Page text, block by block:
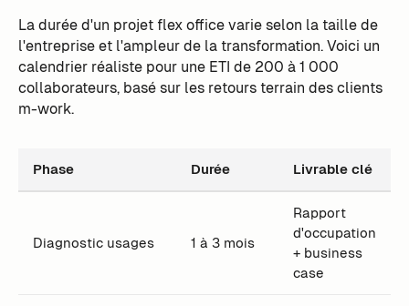
La durée d'un projet flex office varie selon la taille de
l'entreprise et l'ampleur de la transformation. Voici un
calendrier réaliste pour une ETI de 200 à 1 000
collaborateurs, basé sur les retours terrain des clients
m-work.
Phase Durée Livrable clé
Diagnostic usages 1 à 3 mois
Rapport
d'occupation
+ business
case